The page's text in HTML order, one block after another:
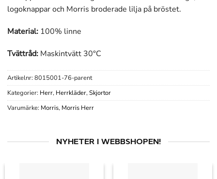
logoknappar och Morris broderade lilja på bröstet.
Material: 100% linne
Tvättråd: Maskintvätt 30°C
Artikelnr:8015001-76-parent
Kategorier: Herr, Herrkläder, Skjortor
Varumärke: Morris, Morris Herr
NYHETER I WEBBSHOPEN!